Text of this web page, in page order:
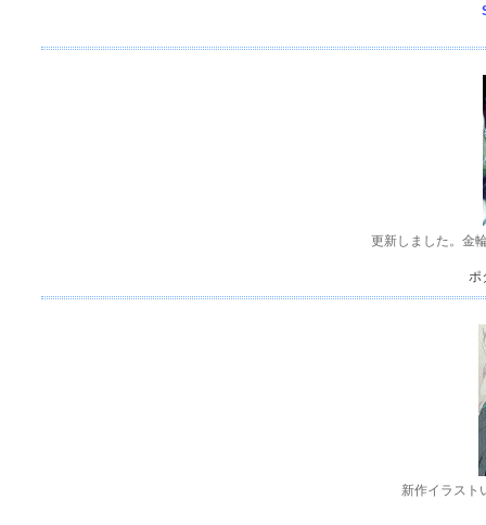
更新しました。金
ポ
新作イラスト